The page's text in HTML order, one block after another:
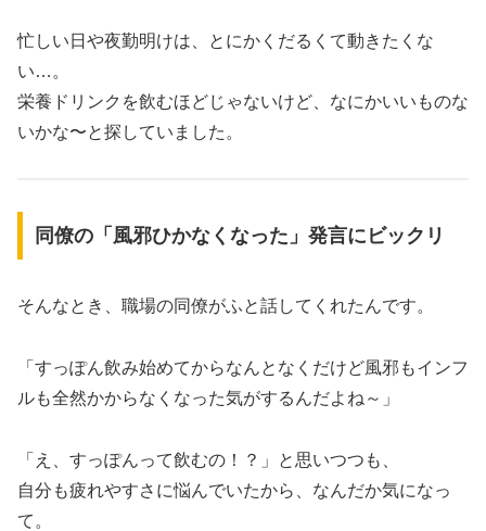
忙しい日や夜勤明けは、とにかくだるくて動きたくな
い…。
栄養ドリンクを飲むほどじゃないけど、なにかいいものな
いかな〜と探していました。
同僚の「風邪ひかなくなった」発言にビックリ
そんなとき、職場の同僚がふと話してくれたんです。
「すっぽん飲み始めてからなんとなくだけど風邪もインフ
ルも全然かからなくなった気がするんだよね～」
「え、すっぽんって飲むの！？」と思いつつも、
自分も疲れやすさに悩んでいたから、なんだか気になっ
て。